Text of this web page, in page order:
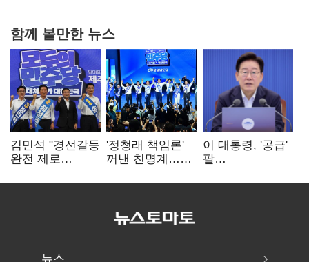
함께 볼만한 뉴스
김민석 "경선갈등
완전 제로
"반명 공세
'정청래 책임론'
꺼낸 친명계…
추가투표 때리기
이 대통령, '공급'
팔
여 내부선
뉴스